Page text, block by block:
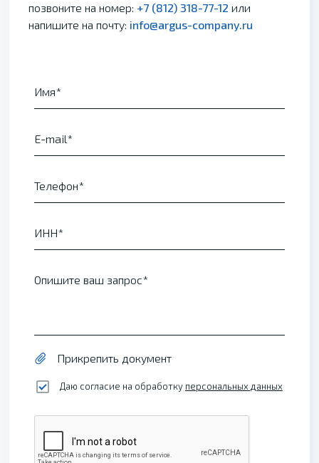
позвоните на номер: +7 (812) 318-77-12 или
напишите на почту: info@argus-company.ru
Имя
E-mail
Телефон
ИНН
Опишите ваш запрос
Прикрепить документ
Даю согласие на обработку персональных данных